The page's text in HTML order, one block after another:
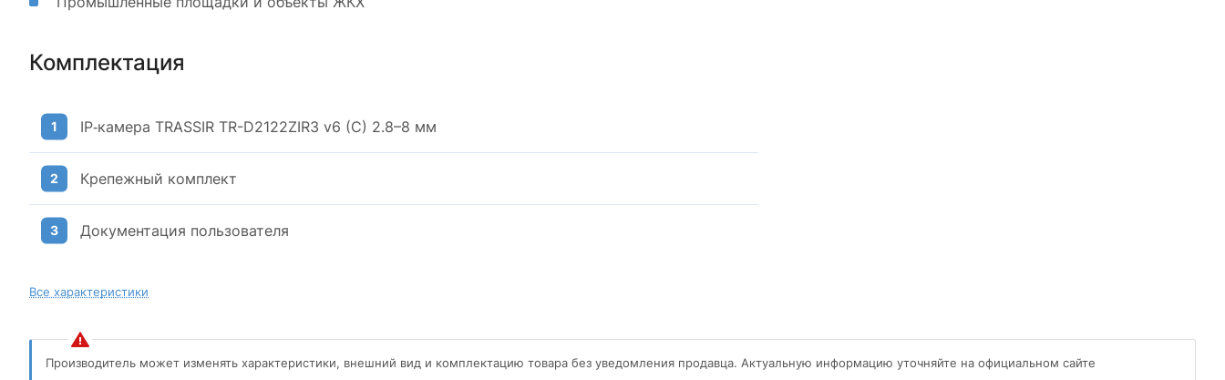
Комплектация
IP‑камера TRASSIR TR-D2122ZIR3 v6 (C) 2.8–8 мм
Крепежный комплект
Документация пользователя
Все характеристики
Производитель может изменять характеристики, внешний вид и комплектацию товара без уведомления продавца. Актуальную информацию уточняйте на официальном сайте